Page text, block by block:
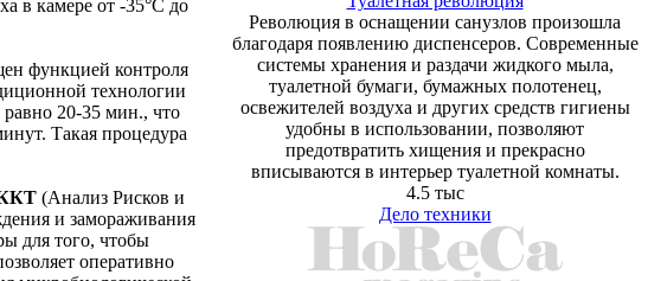
в камере от -35°С до
функцией контроля
технологии
равно 20-35 мин., что
Такая процедура
(Анализ Рисков и
и замораживания
для того, чтобы
оперативно
Революция в оснащении санузлов произошла
благодаря появлению диспенсеров. Современные
системы хранения и раздачи жидкого мыла,
туалетной бумаги, бумажных полотенец,
освежителей воздуха и других средств гигиены
удобны в использовании, позволяют
предотвратить хищения и прекрасно
вписываются в интерьер туалетной комнаты.
4.5 тыс
Дело техники